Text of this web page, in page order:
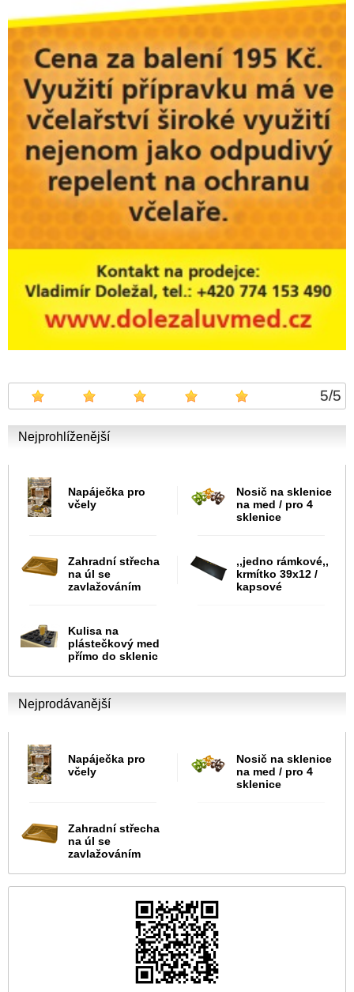
5/5
Nejprohlíženější
Napáječka pro
včely
Nosič na sklenice
na med / pro 4
sklenice
Zahradní střecha
na úl se
zavlažováním
,,jedno rámkové,,
krmítko 39x12 /
kapsové
Kulisa na
plástečkový med
přímo do sklenic
Nejprodávanější
Napáječka pro
včely
Nosič na sklenice
na med / pro 4
sklenice
Zahradní střecha
na úl se
zavlažováním